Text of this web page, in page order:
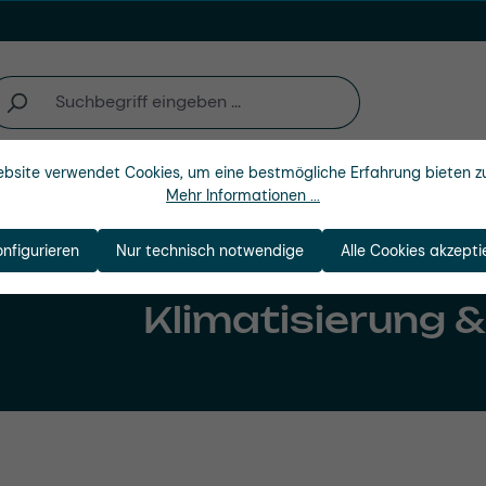
Unternehmen
Klimatisierung
verwendet Cookies, um eine bestmögliche Erfahrung bieten
Mehr Informationen ...
Nur technisch notwendige Alle Cookies